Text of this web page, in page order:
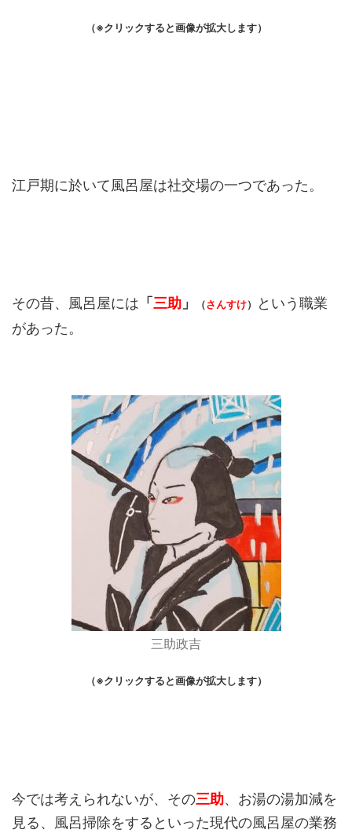
（※クリックすると画像が拡大します）
江戸期に於いて風呂屋は社交場の一つであった。
その昔、風呂屋には 「 三助 」 （さんすけ）
という職業
があった。
三助政吉
（※クリックすると画像が拡大します）
今では考えられないが、その三助、お湯の湯加減を
見る、風呂掃除をするといった現代の風呂屋の業務